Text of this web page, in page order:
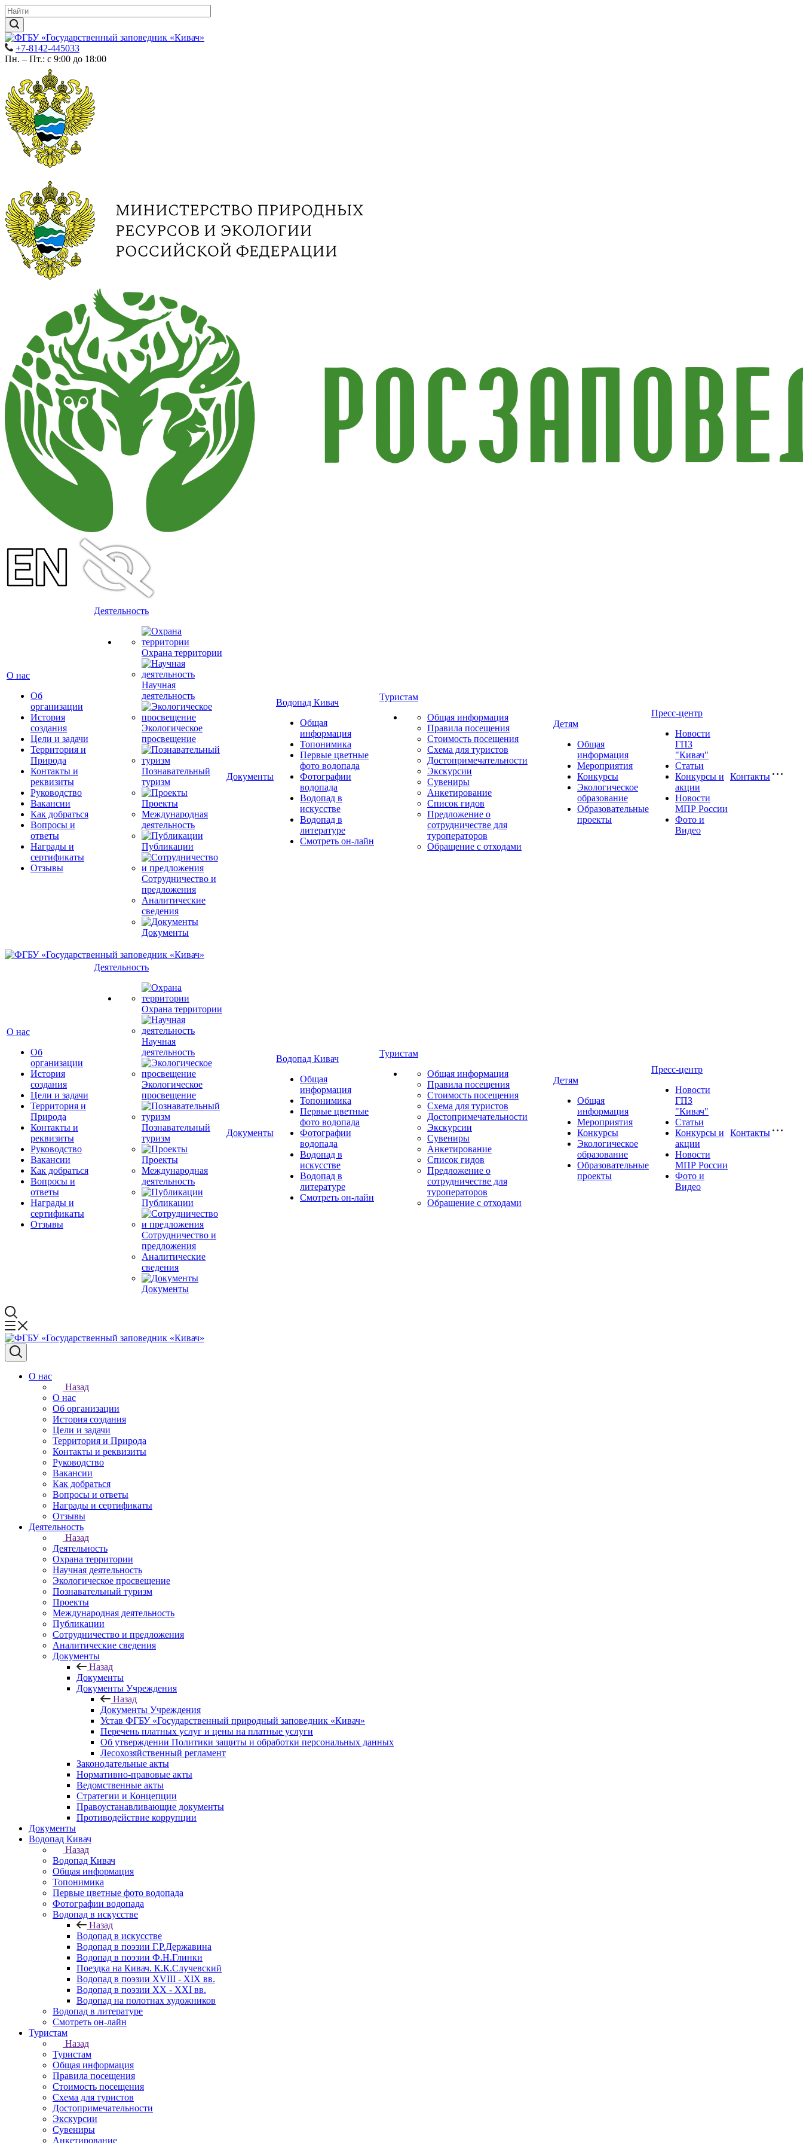
+7-8142-445033
Пн. – Пт.: с 9:00 до 18:00
О нас
Об
организации
История
создания
Цели и задачи
Территория и
Природа
Контакты и
реквизиты
Руководство
Вакансии
Как добраться
Вопросы и
ответы
Награды и
сертификаты
Отзывы
Деятельность
Охрана территории
Научная
деятельность
Экологическое
просвещение
Познавательный
туризм
Проекты
Международная
деятельность
Публикации
Сотрудничество и
предложения
Аналитические
сведения
Документы
Документы
Водопад Кивач
Общая
информация
Топонимика
Первые цветные
фото водопада
Фотографии
водопада
Водопад в
искусстве
Водопад в
литературе
Смотреть он-лайн
Туристам
Общая информация
Правила посещения
Стоимость посещения
Схема для туристов
Достопримечательности
Экскурсии
Сувениры
Анкетирование
Список гидов
Предложение о
сотрудничестве для
туроператоров
Обращение с отходами
Детям
Общая
информация
Мероприятия
Конкурсы
Экологическое
образование
Образовательные
проекты
Пресс-центр
Новости
ГПЗ
"Кивач"
Статьи
Конкурсы и
акции
Новости
МПР России
Фото и
Видео
Контакты
О нас
Об
организации
История
создания
Цели и задачи
Территория и
Природа
Контакты и
реквизиты
Руководство
Вакансии
Как добраться
Вопросы и
ответы
Награды и
сертификаты
Отзывы
Деятельность
Охрана территории
Научная
деятельность
Экологическое
просвещение
Познавательный
туризм
Проекты
Международная
деятельность
Публикации
Сотрудничество и
предложения
Аналитические
сведения
Документы
Документы
Водопад Кивач
Общая
информация
Топонимика
Первые цветные
фото водопада
Фотографии
водопада
Водопад в
искусстве
Водопад в
литературе
Смотреть он-лайн
Туристам
Общая информация
Правила посещения
Стоимость посещения
Схема для туристов
Достопримечательности
Экскурсии
Сувениры
Анкетирование
Список гидов
Предложение о
сотрудничестве для
туроператоров
Обращение с отходами
Детям
Общая
информация
Мероприятия
Конкурсы
Экологическое
образование
Образовательные
проекты
Пресс-центр
Новости
ГПЗ
"Кивач"
Статьи
Конкурсы и
акции
Новости
МПР России
Фото и
Видео
Контакты
О нас
Назад
О нас
Об организации
История создания
Цели и задачи
Территория и Природа
Контакты и реквизиты
Руководство
Вакансии
Как добраться
Вопросы и ответы
Награды и сертификаты
Отзывы
Деятельность
Назад
Деятельность
Охрана территории
Научная деятельность
Экологическое просвещение
Познавательный туризм
Проекты
Международная деятельность
Публикации
Сотрудничество и предложения
Аналитические сведения
Документы
Назад
Документы
Документы Учреждения
Назад
Документы Учреждения
Устав ФГБУ «Государственный природный заповедник «Кивач»
Перечень платных услуг и цены на платные услуги
Об утверждении Политики защиты и обработки персональных данных
Лесохозяйственный регламент
Законодательные акты
Нормативно-правовые акты
Ведомственные акты
Стратегии и Концепции
Правоустанавливающие документы
Противодействие коррупции
Документы
Водопад Кивач
Назад
Водопад Кивач
Общая информация
Топонимика
Первые цветные фото водопада
Фотографии водопада
Водопад в искусстве
Назад
Водопад в искусстве
Водопад в поэзии Г.Р.Державина
Водопад в поэзии Ф.Н.Глинки
Поездка на Кивач. К.К.Случевский
Водопад в поэзии XVIII - XIX вв.
Водопад в поэзии XX - XXI вв.
Водопад на полотнах художников
Водопад в литературе
Смотреть он-лайн
Туристам
Назад
Туристам
Общая информация
Правила посещения
Стоимость посещения
Схема для туристов
Достопримечательности
Экскурсии
Сувениры
Анкетирование